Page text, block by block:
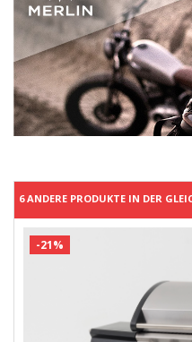
6 ANDERE PRODUKTE IN DER
-21%